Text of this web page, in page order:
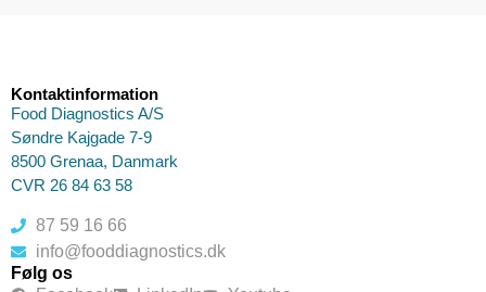
Kontaktinformation
Food Diagnostics A/S
Søndre Kajgade 7-9
8500 Grenaa, Danmark
CVR 26 84 63 58
87 59 16 66
info@fooddiagnostics.dk
Følg os